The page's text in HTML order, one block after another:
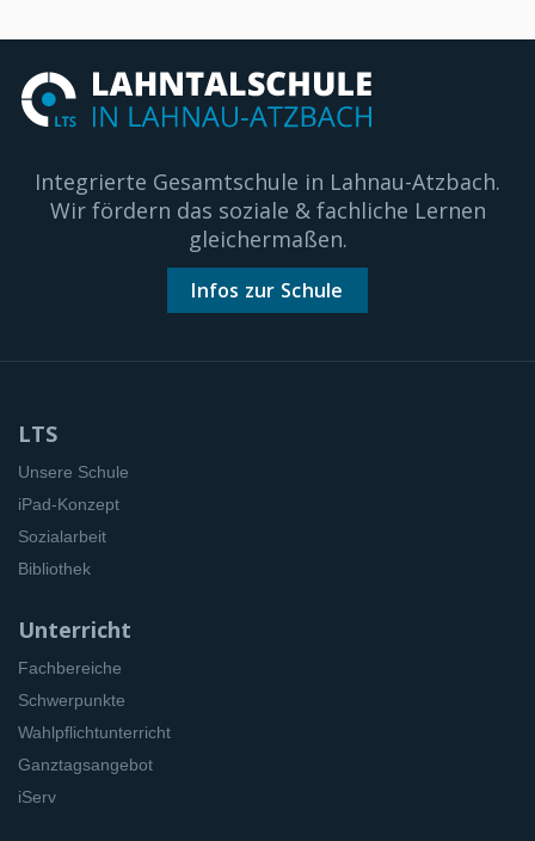
Integrierte Gesamtschule in Lahnau-Atzbach.
Wir fördern das soziale & fachliche Lernen
gleichermaßen.
Infos zur Schule
LTS
Unsere Schule
iPad-Konzept
Sozialarbeit
Bibliothek
Unterricht
Fachbereiche
Schwerpunkte
Wahlpflichtunterricht
Ganztagsangebot
iServ